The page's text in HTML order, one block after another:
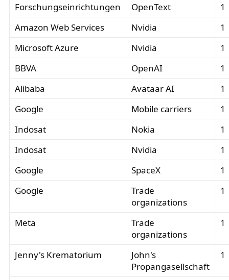
Forschungseinrichtungen
OpenText
1
Amazon Web Services
Nvidia
1
Microsoft Azure
Nvidia
1
BBVA
OpenAI
1
Alibaba
Avataar AI
1
Google
Mobile carriers
1
Indosat
Nokia
1
Indosat
Nvidia
1
Google
SpaceX
1
Google
Trade
organizations
1
Meta
Trade
organizations
1
Jenny's Krematorium
John's
Propangasellschaft
1